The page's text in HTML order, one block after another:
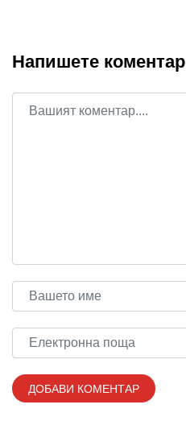
Напишете коментар